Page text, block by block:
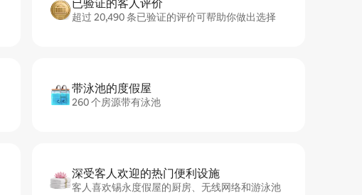
已验证的客人评价
超过 20,490 条已验证的评价可帮助你做出选择
带泳池的度假屋
260 个房源带有泳池
深受客人欢迎的热门便利设施
客人喜欢锡永度假屋的厨房、无线网络和游泳池